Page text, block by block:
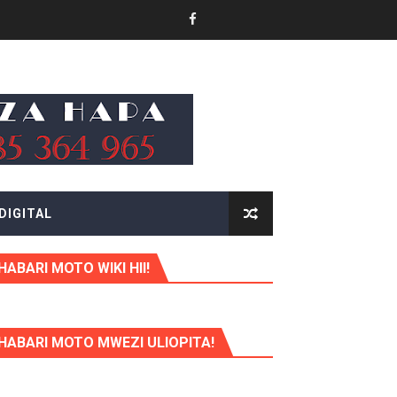
KIKUU CHA NISHATI YA MAFUTA
YA VIPIMO
MOTO WIKI HII!
MOTO MWEZI ULIOPITA!